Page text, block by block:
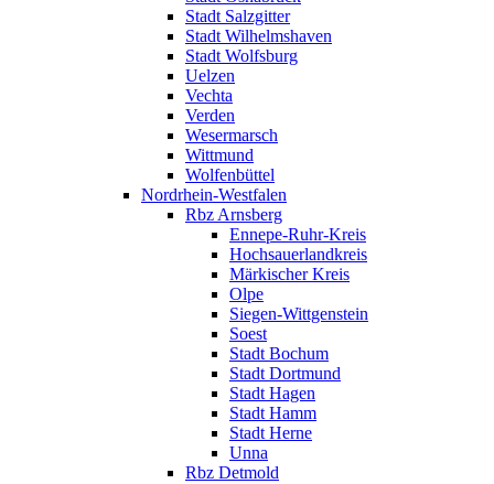
Stadt Salzgitter
Stadt Wilhelmshaven
Stadt Wolfsburg
Uelzen
Vechta
Verden
Wesermarsch
Wittmund
Wolfenbüttel
Nordrhein-Westfalen
Rbz Arnsberg
Ennepe-Ruhr-Kreis
Hochsauerlandkreis
Märkischer Kreis
Olpe
Siegen-Wittgenstein
Soest
Stadt Bochum
Stadt Dortmund
Stadt Hagen
Stadt Hamm
Stadt Herne
Unna
Rbz Detmold